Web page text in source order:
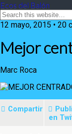
Ecos del Balón
12 mayo, 2015 • 20
Mejor
Marc Roca
Compartir
en